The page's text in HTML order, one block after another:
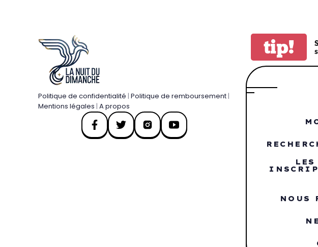
Politique de confidentialité | Politique de remboursement|
Mentions légales | A propos
tip!
LES
NOUS